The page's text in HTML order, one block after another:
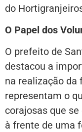
do
O Papel dos
O prefeito de
destacou a
na realização da
representam o
corajosas que
à frente de uma